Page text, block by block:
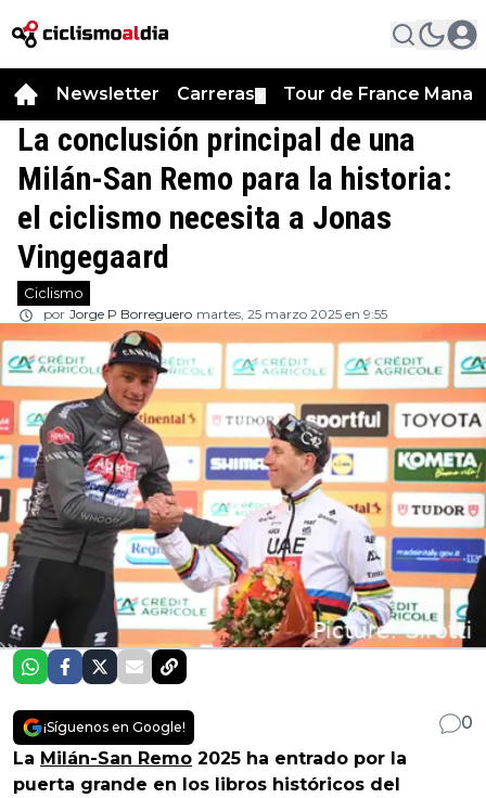
Newsletter Carreras Tour de France
La conclusión principal de una
Milán-San Remo para la historia:
el ciclismo necesita a Jonas
Vingegaard
Ciclismo
por Jorge P Borreguero martes, 25 marzo 2025 en 9:55
¡Síguenos en Google!
0
La Milán-San Remo 2025 ha entrado por la
puerta grande en los libros históricos del